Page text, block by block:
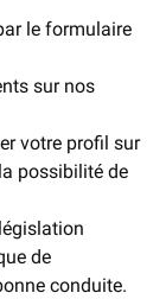
le formulaire
sur nos
votre profil sur
possibilité de
de
conduite.